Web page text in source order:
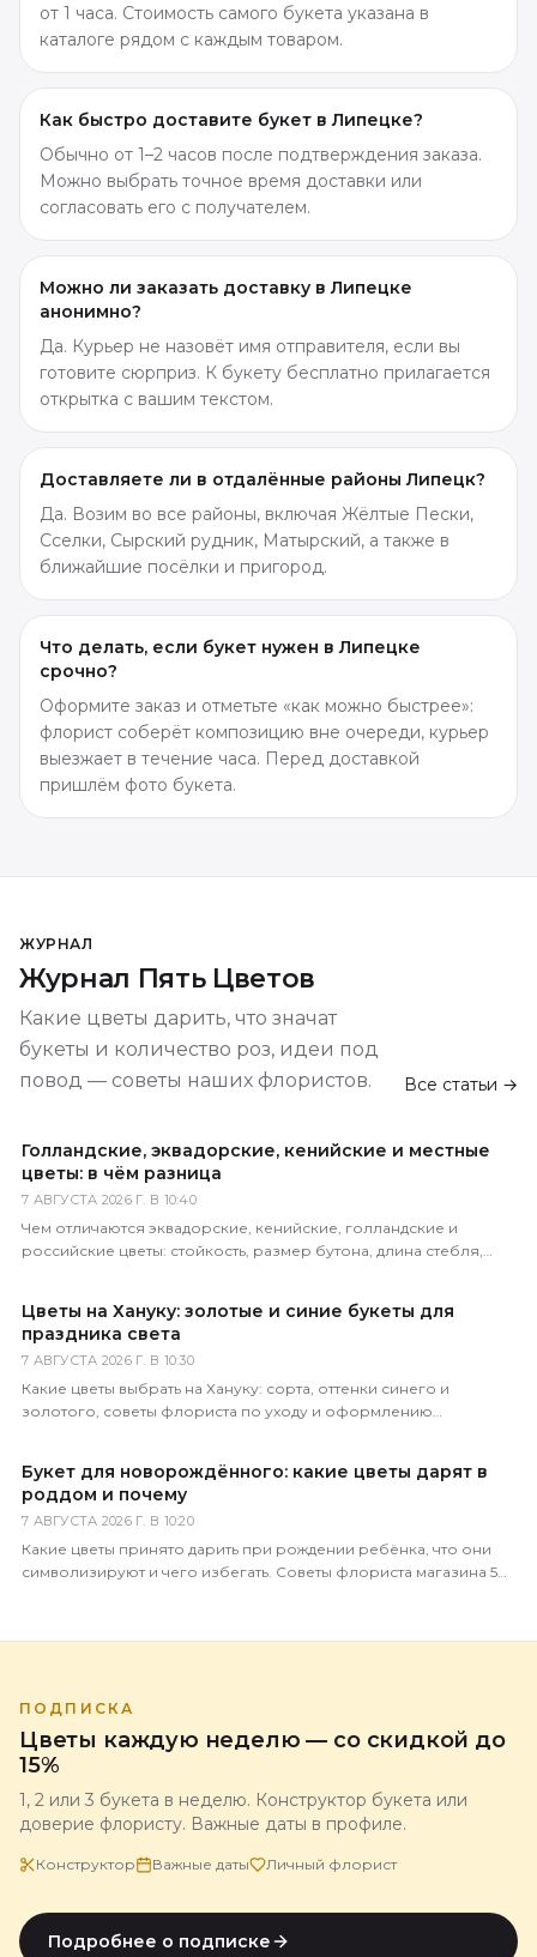
от 1 часа. Стоимость самого букета указана в
каталоге рядом с каждым товаром.
Как быстро доставите букет в Липецке?
Обычно от 1–2 часов после подтверждения заказа.
Можно выбрать точное время доставки или
согласовать его с получателем.
Можно ли заказать доставку в Липецке
анонимно?
Да. Курьер не назовёт имя отправителя, если вы
готовите сюрприз. К букету бесплатно прилагается
открытка с вашим текстом.
Доставляете ли в отдалённые районы Липецк?
Да. Возим во все районы, включая Жёлтые Пески,
Сселки, Сырский рудник, Матырский, а также в
ближайшие посёлки и пригород.
Что делать, если букет нужен в Липецке
срочно?
Оформите заказ и отметьте «как можно быстрее»:
флорист соберёт композицию вне очереди, курьер
выезжает в течение часа. Перед доставкой
пришлём фото букета.
ЖУРНАЛ
Журнал Пять Цветов
Какие цветы дарить, что значат
букеты и количество роз, идеи под
повод — советы наших флористов.
Все статьи →
Голландские, эквадорские, кенийские и местные
цветы: в чём разница
7 АВГУСТА 2026 Г. В 10:40
Чем отличаются эквадорские, кенийские, голландские и
российские цветы: стойкость, размер бутона, длина стебля,
Цветы на Хануку: золотые и синие букеты для
праздника света
7 АВГУСТА 2026 Г. В 10:30
Какие цветы выбрать на Хануку: сорта, оттенки синего и
золотого, советы флориста по уходу и оформлению
Букет для новорождённого: какие цветы дарят в
роддом и почему
7 АВГУСТА 2026 Г. В 10:20
Какие цветы принято дарить при рождении ребёнка, что они
символизируют и чего избегать. Советы флориста магазина 5
ПОДПИСКА
Цветы каждую неделю — со скидкой до
15%
1, 2 или 3 букета в неделю. Конструктор букета или
доверие флористу. Важные даты в профиле.
Конструктор Важные даты Личный флорист
Подробнее о подписке